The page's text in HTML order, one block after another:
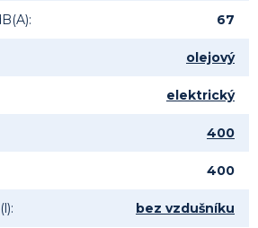
: 67
olejový
elektrický
400
400
: bez vzdušníku